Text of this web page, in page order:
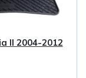
II 2004-2012